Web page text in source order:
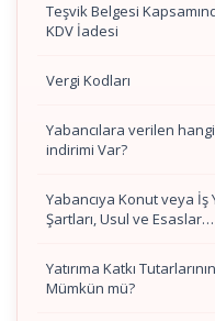
Teşvik Belgesi
KDV İadesi
Vergi Kodları
Yabancılara verilen
indirimi Var?
Yabancıya Konut veya İş
Şartları, Usul ve Esaslar…
Yatırıma Katkı
Mümkün mü?